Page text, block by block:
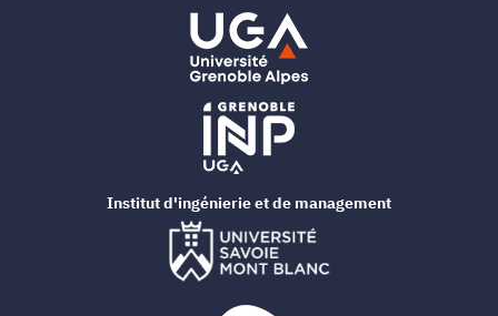
Institut d'ingénierie et de management